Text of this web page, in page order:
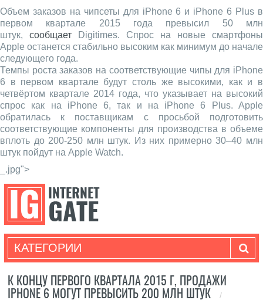
Объем заказов на чипсеты для iPhone 6 и iPhone 6 Plus в
первом квартале 2015 года превысил 50 млн
штук, сообщает Digitimes. Спрос на новые смартфоны
Apple останется стабильно высоким как минимум до начале
следующего года.
Темпы роста заказов на соответствующие чипы для iPhone
6 в первом квартале будут столь же высокими, как и в
четвёртом квартале 2014 года, что указывает на высокий
спрос как на iPhone 6, так и на iPhone 6 Plus. Apple
обратилась к поставщикам с просьбой подготовить
соответствующие компоненты для производства в объеме
вплоть до 200-250 млн штук. Из них примерно 30–40 млн
штук пойдут на Apple Watch.
_.jpg">
КАТЕГОРИИ
К КОНЦУ ПЕРВОГО КВАРТАЛА 2015 Г, ПРОДАЖИ
IPHONE 6 МОГУТ ПРЕВЫСИТЬ 200 МЛН ШТУК
/